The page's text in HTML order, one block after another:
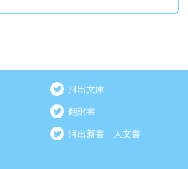
河出文庫
翻訳書
河出新書・人文書